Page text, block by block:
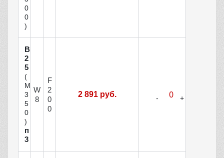
0
0
)
В
2
5
(
М
3
5
0
)
п
3
W
8
F
2
0
0
2 891 руб.